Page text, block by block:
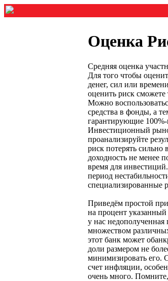
Оценка
Средняя оценка
Для того чтобы
денег, сил или
оценить риск
Можно
средства в фонды, а
гарантирующие 100%-
Инвестиционный
проанализируйте
риск потерять
доходность не менее
время для
период
специализированные
Приведём простой
на процент
у нас
множеством
этот банк может
доли размером не
минимизировать его.
счет инфляции,
очень много.